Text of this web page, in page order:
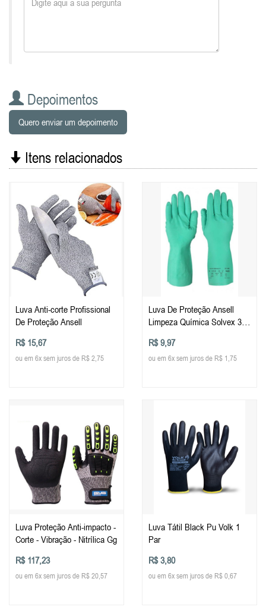
Depoimentos
Quero enviar um depoimento
Itens relacionados
Luva Anti-corte Profissional
De Proteção Ansell
R$ 15,67
ou em 6x sem juros de R$ 2,75
Luva De Proteção Ansell
Limpeza Química Solvex 37-
R$ 9,97
ou em 6x sem juros de R$ 1,75
Luva Proteção Anti-impacto -
Corte - Vibração - Nitrílica Gg
R$ 117,23
ou em 6x sem juros de R$ 20,57
Luva Tátil Black Pu Volk 1
Par
R$ 3,80
ou em 6x sem juros de R$ 0,67